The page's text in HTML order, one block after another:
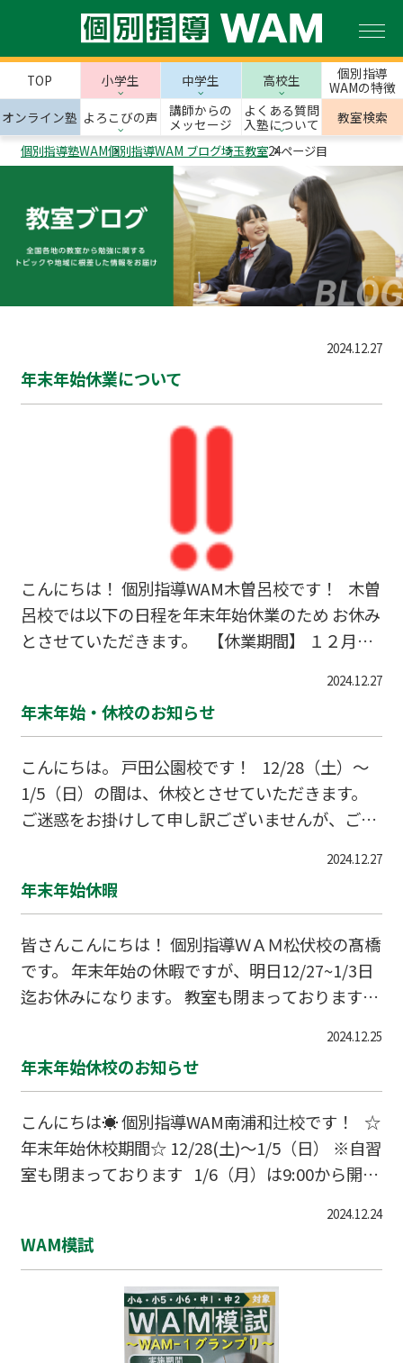
TOP 小学生 中学生 高校生
個別指導
WAMの特徴
オンライン塾 よろこびの声
講師からの
メッセージ
よくある質問
入塾について
教室検索
個別指導塾WAM個別指導WAM ブログ埼玉教室24ページ目
2024.12.27
年末年始休業について
こんにちは！ 個別指導WAM木曽呂校です！ 木曽
呂校では以下の日程を年末年始休業のため お休み
とさせていただきます。 【休業期間】 １２月２
日（月）午前９時～ 休業期間中はご迷惑をおか
けしますが、何卒よろしくお願いいたします。 風
ょう！！ WAM木曽呂校では学習相談から塾に関
する質問までなんでもお答えさせていただきます
無料体験も毎日受付中です ぜひお気軽にお声掛け
ください♪ 333-0831 埼玉県川口市大字木曽呂4
98-4 048-45
2024.12.27
年末年始・休校のお知らせ
こんにちは。 戸田公園校です！ 12/28（土）～
1/5（日）の間は、休校とさせていただきます。
ご迷惑をお掛けして申し訳ございませんが、ご理
かとなりました。 生徒たちは冬休みに入ってのん
びりモードになっているかもしれませんが、自分
触れ合いや色々とお話をする機会も多いかと思い
ます。 ぜひこの冬休みの間に「学ぶこと」や「目
標に向かってやるべきことをやる」ことの大切さ
を共有してください！ 1/6（月）からまた、みん
なの元気な姿や表情を見れることを楽しみにして
います！
2024.12.27
年末年始休暇
皆さんこんにちは！ 個別指導ＷＡＭ松伏校の髙橋
です。 年末年始の休暇ですが、明日12/27~1/3日
迄お休みになります。 教室も閉まっております。
2024.12.25
年末年始休校のお知らせ
こんにちは☀️ 個別指導WAM南浦和辻校です！ ☆
年末年始休校期間☆ 12/28(土)～1/5（日） ※自習
室も閉まっております 1/6（月）は9:00から開校
2024.12.24
WAM模試